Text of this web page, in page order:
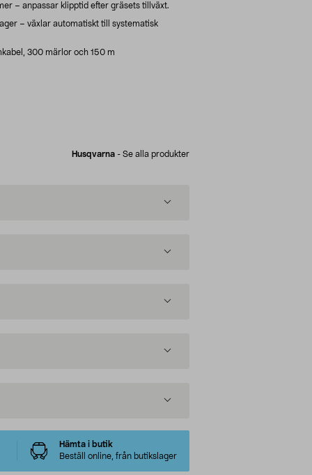
– anpassar klipptid efter gräsets tillväxt.
– växlar automatiskt till systematisk
300 märlor och 150 m
Husqvarna - Se alla produkter
Hämta i butik
Beställ online, från butikslager